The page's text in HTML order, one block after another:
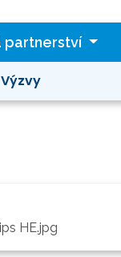
partnerství
Výzvy
HE.jpg